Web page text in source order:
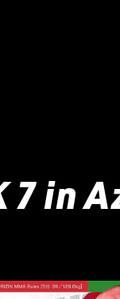
RIZIN.47
RIZIN.13
7 in